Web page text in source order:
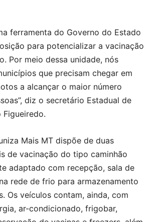
ferramenta do Governo do Estado
para potencializar a vacinação
Por meio dessa unidade, nós
que precisam chegar em
a alcançar o maior número
diz o secretário Estadual de
Figueiredo.
Mais MT dispõe de duas
de vacinação do tipo caminhão
adaptado com recepção, sala de
rede de frio para armazenamento
Os veículos contam, ainda, com
ar-condicionado, frigobar,